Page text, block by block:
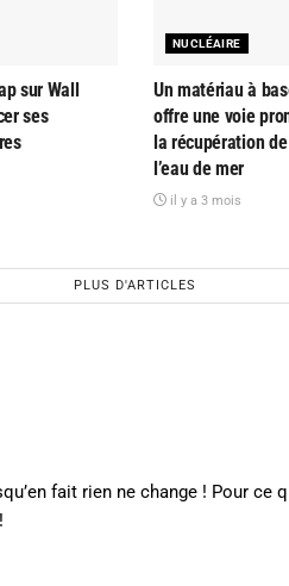
sur Wall
ses
NUCLÉAIRE
Un matériau à
offre une voie
la récupération
l’eau de mer
il y a 3 mois
PLUS D'ARTICLES
fait rien ne change ! Pour ce